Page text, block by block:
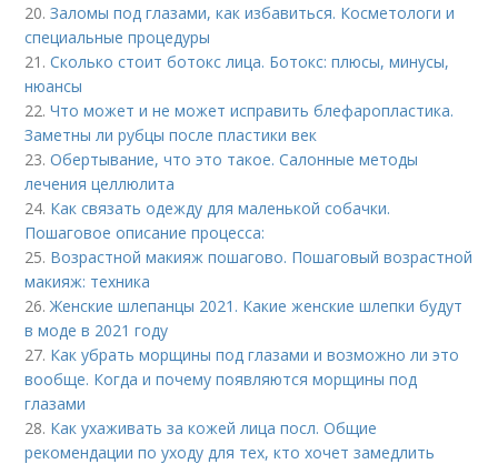
20.Заломы под глазами, как избавиться. Косметологи и
специальные процедуры
21.Сколько стоит ботокс лица. Ботокс: плюсы, минусы,
нюансы
22.Что может и не может исправить блефаропластика.
Заметны ли рубцы после пластики век
23.Обертывание, что это такое. Салонные методы
лечения целлюлита
24. Как связать одежду для маленькой собачки.
Пошаговое описание процесса:
25. Возрастной макияж пошагово. Пошаговый возрастной
макияж: техника
26.Женские шлепанцы 2021. Какие женские шлепки будут
в моде в 2021 году
27. Как убрать морщины под глазами и возможно ли это
вообще. Когда и почему появляются морщины под
глазами
28. Как ухаживать за кожей лица посл. Общие
рекомендации по уходу для тех, кто хочет замедлить